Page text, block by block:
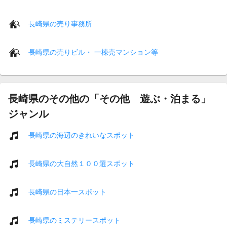
長崎県の売り事務所
長崎県の売りビル・ 一棟売マンション等
長崎県のその他の「その他 遊ぶ・泊まる」
ジャンル
長崎県の海辺のきれいなスポット
長崎県の大自然１００選スポット
長崎県の日本一スポット
長崎県のミステリースポット